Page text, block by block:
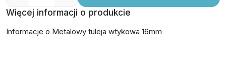
Więcej informacji o produkcie
Informacje o Metalowy tuleja wtykowa 16mm